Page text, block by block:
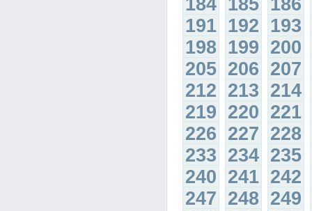
184 185 186
191 192 193
198 199 200
205 206 207
212 213 214
219 220 221
226 227 228
233 234 235
240 241 242
247 248 249